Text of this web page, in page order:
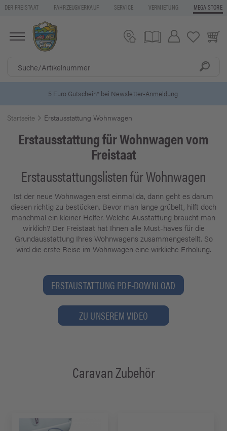
DER FREISTAAT FAHRZEUGVERKAUF SERVICE VERMIETUNG MEGA STORE
5 Euro Gutschein* bei Newsletter-Anmeldung
Startseite Erstausstattung Wohnwagen
Erstausstattung für Wohnwagen vom
Freistaat
Erstausstattungslisten für Wohnwagen
Ist der neue Wohnwagen erst einmal da, dann geht es darum
diesen richtig zu bestücken. Bevor man lange grübelt, hilft doch
manchmal ein kleiner Helfer. Welche Ausstattung braucht man
wirklich? Der Freistaat hat Ihnen alle Must-haves für die
Grundausstattung Ihres Wohnwagens zusammengestellt. So
wird die erste Reise im Wohnwagen eine wirkliche Erholung.
ERSTAUSTATTUNG PDF-DOWNLOAD
ZU UNSEREM VIDEO
Caravan Zubehör